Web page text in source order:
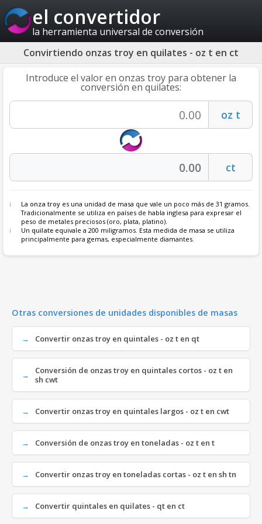
el convertidor
la herramienta universal de conversión
Convirtiendo onzas troy en quilates - oz t en ct
Introduce el valor en onzas troy para obtener la
conversión en quilates:
La onza troy es una unidad de masa que vale un poco más de 31 gramos.
Tradicionalmente se utiliza en países de habla inglesa para expresar el
peso de metales preciosos (oro, plata, platino).
Un quilate equivale a 200 miligramos. Esta medida de masa se utiliza
principalmente para gemas, especialmente diamantes.
Otras conversiones de unidades disponibles de masas
Convertir onzas troy en quintales - oz t en qt
Conversión de onzas troy en quintales cortos - oz t en
sh cwt
Convertir onzas troy en quintales largos - oz t en cwt
Conversión de onzas troy en toneladas - oz t en t
Convertir onzas troy en toneladas cortas - oz t en sh tn
Convertir quintales en quilates - qt en ct